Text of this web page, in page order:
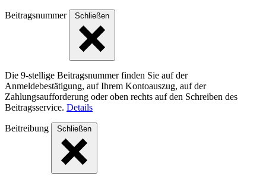
Beitragsnummer Schließen
Die 9-stellige Beitragsnummer finden Sie auf der
Anmeldebestätigung, auf Ihrem Kontoauszug, auf der
Zahlungsaufforderung oder oben rechts auf den Schreiben des
Beitragsservice. Details
Beitreibung Schließen